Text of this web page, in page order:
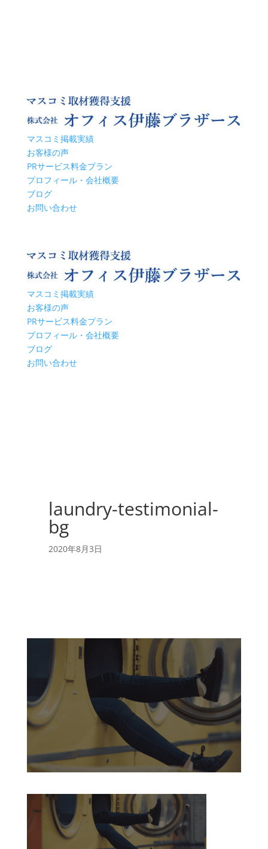
マスコミ掲載実績
お客様の声
PRサービス料金プラン
プロフィール・会社概要
ブログ
お問い合わせ
マスコミ掲載実績
お客様の声
PRサービス料金プラン
プロフィール・会社概要
ブログ
お問い合わせ
laundry-testimonial-
bg
2020年8月3日